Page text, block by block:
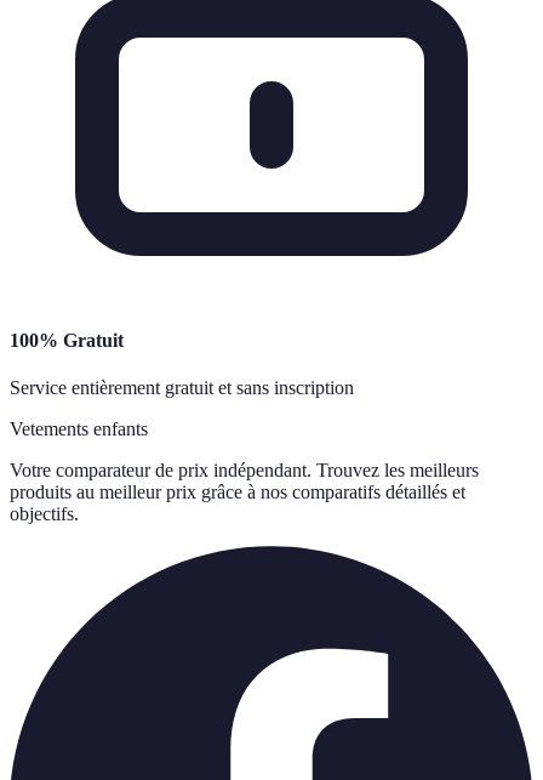
100% Gratuit
Service entièrement gratuit et sans inscription
Vetements enfants
Votre comparateur de prix indépendant. Trouvez les meilleurs
produits au meilleur prix grâce à nos comparatifs détaillés et
objectifs.